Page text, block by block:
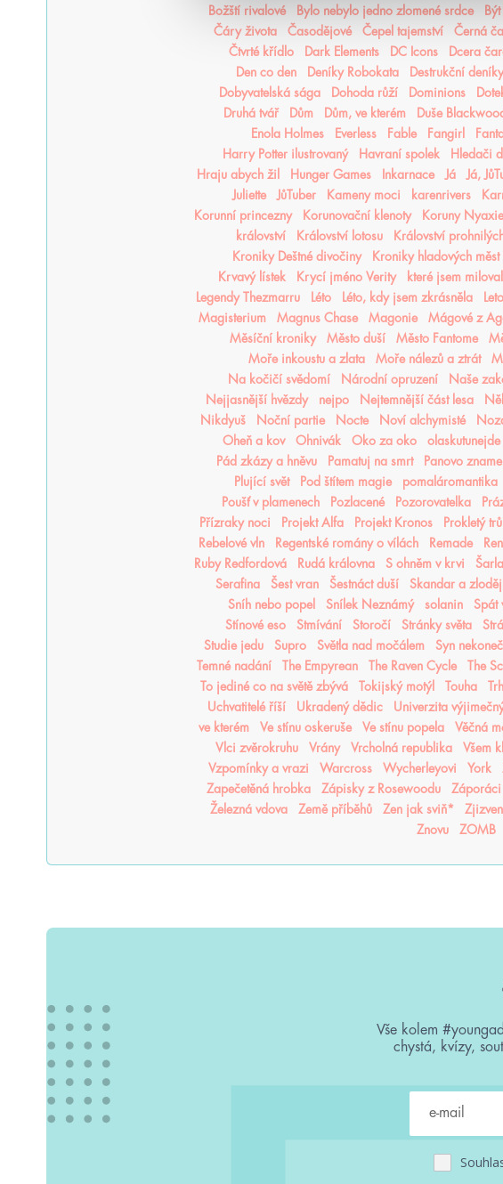
Božští rivalové
Bylo nebylo jedno zlomené srdce
Čáry života
Časodějové Čepel tajemství Černá
Čtvrté křídlo
Dark Elements DC Icons Dcera
Den co den
Deníky Robokata Destrukční deníky
Dobyvatelská sága
Dohoda růží Dominions
Druhá tvář
Dům Dům, ve kterém Duše
Enola Holmes
Everless Fable Fangirl
Harry Potter ilustrovaný
Havraní spolek Hledači
Hraju abych žil
Hunger Games Inkarnace Já Já,
Juliette
JůTuber Kameny moci karenrivers
Korunní princezny
Korunovační klenoty Koruny Nyaxie
království
Království lotosu Království
Kroniky Deštné divočiny
Kroniky hladových měst
Krvavý lístek
Krycí jméno Verity které jsem
Legendy Thezmarru
Léto Léto, kdy jsem zkrásněla
Magisterium
Magnus Chase Magonie Mágové z
Měsíční kroniky
Město duší Město Fantome
Moře inkoustu a zlata
Moře nálezů a ztrát
Na kočičí svědomí
Národní opruzení Naše
Nejjasnější hvězdy
nejpo Nejtemnější část lesa
Nikdyuš
Noční partie Nocte Noví alchymisté
Oheň a kov
Ohnivák Oko za oko olaskutunejde
Pád zkázy a hněvu
Pamatuj na smrt Panovo
Plující svět
Pod štítem magie pomaláromantika
Poušť v plamenech
Pozlacené Pozorovatelka
Přízraky noci
Projekt Alfa Projekt Kronos Prokletý
Rebelové vln
Regentské romány o vílách Remade
Ruby Redfordová
Rudá královna S ohněm v krvi
Serafina
Šest vran Šestnáct duší Skandar a
Sníh nebo popel
Snílek Neznámý solanin Spát
Stínové eso
Stmívání Storočí Stránky světa
Studie jedu
Supro Světla nad močálem Syn
Temné nadání
The Empyrean The Raven Cycle The
To jediné co na světě zbývá
Tokijský motýl Touha
Uchvatitelé říší
Ukradený dědic Univerzita
ve kterém
Ve stínu oskeruše Ve stínu popela Věčná
Vlci zvěrokruhu
Vrány Vrcholná republika Všem
Vzpomínky a vrazi
Warcross Wycherleyovi York
Zapečetěná hrobka
Zápisky z Rosewoodu Záporáci
Železná vdova
Země příběhů Zen jak sviň*
Znovu
ZOMB
Vše kolem
chystá, kvízy,